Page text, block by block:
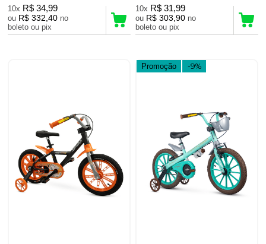
10x R$ 34,99
ou R$ 332,40 no
boleto ou pix
10x R$ 31,99
ou R$ 303,90 no
boleto ou pix
Promoção -9%